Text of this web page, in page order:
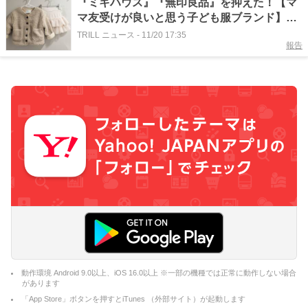
『ミキハウス』『無印良品』を抑えた！【マ
マ友受けが良いと思う子ども服ブランド】ラ
ンキング！堂々の1位に「品質の高さ」「デ
TRILL ニュース - 11/20 17:35
報告
動作環境 Android 9.0以上、iOS 16.0以上 ※一部の機種では正常に動作しない場合
があります
「App Store」ボタンを押すとiTunes （外部サイト）が起動します